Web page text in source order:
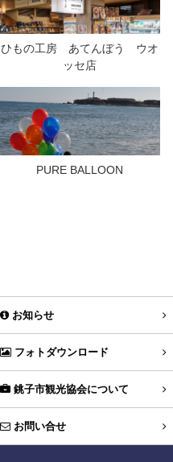
ひもの工房 あてんぼう ウオ
ッセ店
PURE BALLOON
お知らせ
フォトダウンロード
銚子市観光協会について
お問い合せ